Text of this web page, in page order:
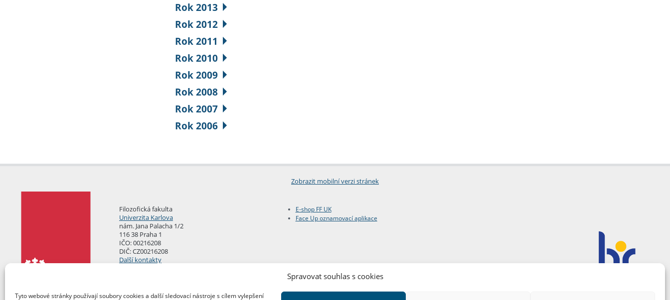
Spravovat souhlas s cookies
Tyto webové stránky používají soubory cookies a další sledovací nástroje s cílem vylepšení
Rok 2013
Rok 2012
Rok 2011
Rok 2010
Rok 2009
Rok 2008
Rok 2007
Rok 2006
Zobrazit mobilní verzi stránek
Filozofická fakulta
Univerzita Karlova
nám. Jana Palacha 1/2
116 38 Praha 1
IČO: 00216208
DIČ: CZ00216208
Další kontakty
E-shop FF UK
Face Up oznamovací aplikace